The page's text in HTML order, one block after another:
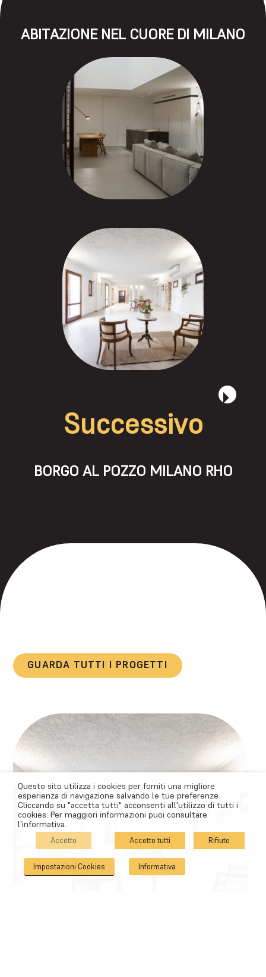
ABITAZIONE NEL CUORE DI MILANO
Successivo
BORGO AL POZZO MILANO RHO
GUARDA TUTTI I PROGETTI
Questo sito utilizza i cookies per forniti una migliore
esperienza di navigazione salvando le tue preferenze.
Cliccando su "accetta tutti" acconsenti all'utilizzo di tutti i
cookies. Per maggiori informazioni puoi consultare
l'informativa.
Accetto Accetto tutti Rifiuto
Impostazioni Cookies Informativa